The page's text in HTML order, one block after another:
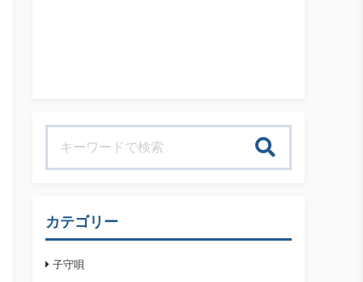
カテゴリー
子守唄